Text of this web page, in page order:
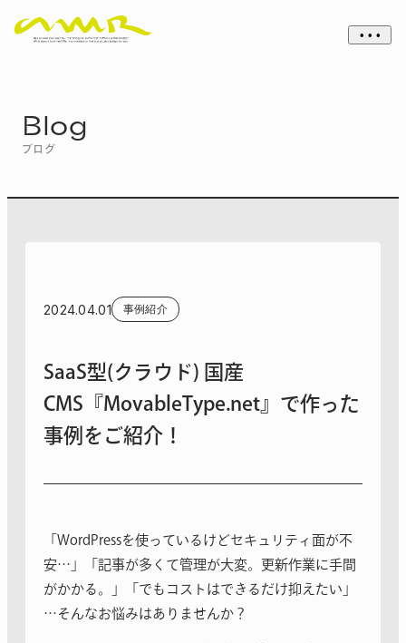
• • •
Blog
ブログ
2024.04.01 事例紹介
SaaS型(クラウド) 国産
CMS『MovableType.net』で作った
事例をご紹介！
「WordPressを使っているけど​セキュリティ面が不
安…」「記事が多くて管理が大変。​更新作業に手間
がかかる。」「でもコストはできるだけ抑えたい」
…そんなお悩みはありませんか？